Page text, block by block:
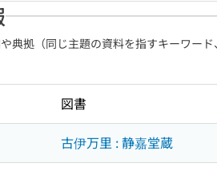
典拠（同じ主題の資料を指すキーワード
図書
古伊万里 : 静嘉堂蔵